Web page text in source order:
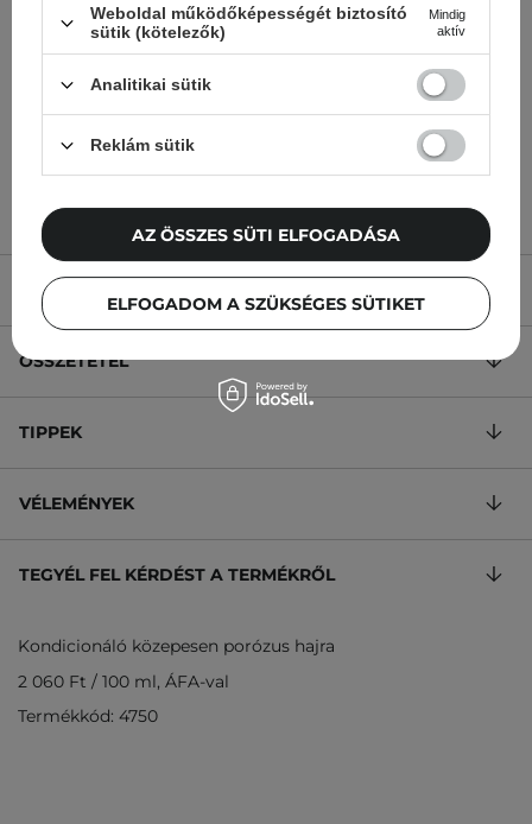
Squalane 100% Pure -
100%-os Szkvalán
Squalane 100% Pure -
100%-os szkvalán
5 476,00 Ft
TERMÉK LEÍRÁSA
ÖSSZETÉTEL
TIPPEK
VÉLEMÉNYEK
TEGYÉL FEL KÉRDÉST A TERMÉKRŐL
Kondicionáló közepesen porózus hajra
2 060 Ft / 100 ml, ÁFA-val
Termékkód: 4750
Weboldal működőképességét biztosító
sütik (kötelezők)
Mindig
aktív
Analitikai sütik
Reklám sütik
ELFOGADOM A SZÜKSÉGES SÜTIKET
AZ ÖSSZES SÜTI ELFOGADÁSA